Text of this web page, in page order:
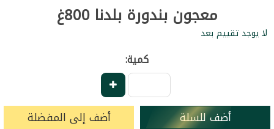
معجون بندورة بلدنا 800غ
لا يوجد تقييم بعد
كمية:
أضف للسلة أضف إلى المفضلة